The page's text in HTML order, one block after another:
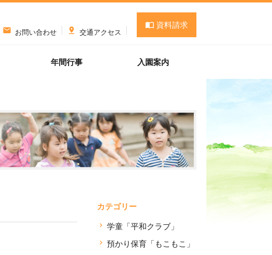
 お問い合わせ  交通アクセス
 資料請求
年間行事 入園案内
カテゴリー
学童「平和クラブ」
預かり保育「もこもこ」